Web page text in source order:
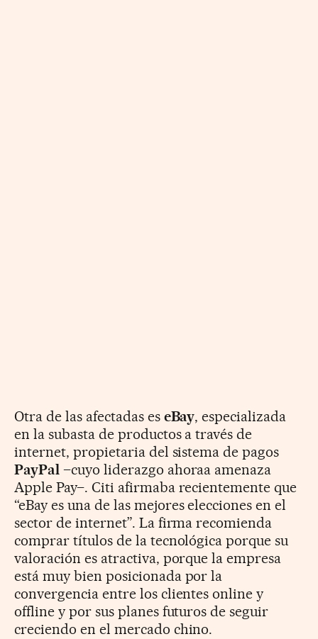
Otra de las afectadas es eBay, especializada
en la subasta de productos a través de
internet, propietaria del sistema de pagos
PayPal–cuyo liderazgo ahoraa amenaza
Apple Pay–. Citi afirmaba recientemente que
“eBay es una de las mejores elecciones en el
sector de internet”. La firma recomienda
comprar títulos de la tecnológica porque su
valoración es atractiva, porque la empresa
está muy bien posicionada por la
convergencia entre los clientes online y
offline y por sus planes futuros de seguir
creciendo en el mercado chino.